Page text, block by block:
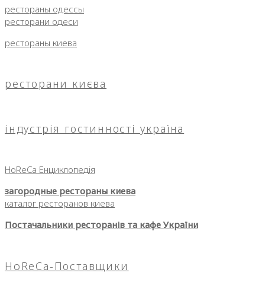
рестораны одессы
ресторани одеси
рестораны киева
ресторани києва
індустрія гостинності україна
HoReCa Енциклопедія
загородные рестораны киева
каталог ресторанов киева
Постачальники ресторанів та кафе України
HoReCa-Поставщики